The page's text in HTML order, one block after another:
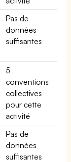
Pas de
données
suffisantes
5
conventions
collectives
pour cette
activité
Pas de
données
suffisantes